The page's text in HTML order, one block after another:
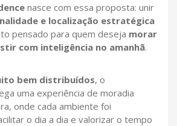
nasce com essa proposta: unir
e localização estratégica
pensado para quem deseja morar
com inteligência no amanhã.
bem distribuídos, o
uma experiência de moradia
onde cada ambiente foi
o dia a dia e valorizar o tempo